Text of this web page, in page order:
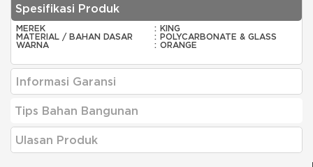
Spesifikasi Produk
MEREK : KING
MATERIAL / BAHAN DASAR
: POLYCARBONATE & GLASS
WARNA
: ORANGE
Informasi Garansi
Tips Bahan Bangunan
Ulasan Produk